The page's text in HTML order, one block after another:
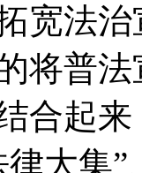
宽法
将普
合起
大集